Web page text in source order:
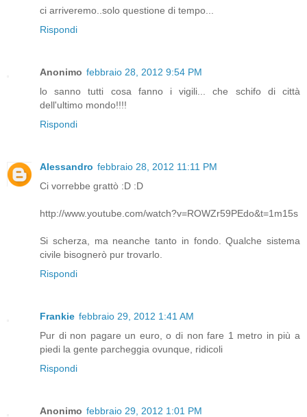
ci arriveremo..solo questione di tempo...
Rispondi
Anonimo febbraio 28, 2012 9:54 PM
lo sanno tutti cosa fanno i vigili... che schifo di città
dell'ultimo mondo!!!!
Rispondi
Alessandro febbraio 28, 2012 11:11 PM
Ci vorrebbe grattò :D :D
http://www.youtube.com/watch?v=ROWZr59PEdo&t=1m15s
Si scherza, ma neanche tanto in fondo. Qualche sistema
civile bisognerò pur trovarlo.
Rispondi
Frankie febbraio 29, 2012 1:41 AM
Pur di non pagare un euro, o di non fare 1 metro in più a
piedi la gente parcheggia ovunque, ridicoli
Rispondi
Anonimo febbraio 29, 2012 1:01 PM